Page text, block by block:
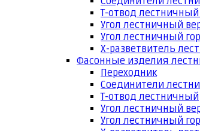
Т-отвод
Угол лестничный
Угол лестничный
Х-разветвитель
Фасонные изделия
Переходник
Соединители
Т-отвод лестничный
Угол лестничный
Угол лестничный